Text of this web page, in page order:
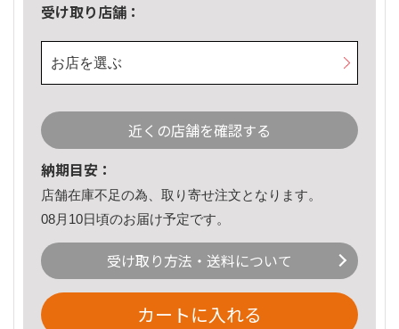
受け取り店舗：
お店を選ぶ
近くの店舗を確認する
納期目安：
店舗在庫不足の為、取り寄せ注文となります。
08月10日頃のお届け予定です。
受け取り方法・送料について
カートに入れる